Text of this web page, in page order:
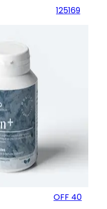
125169
40